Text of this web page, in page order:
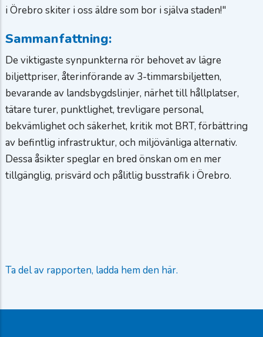
i Örebro skiter i oss äldre som bor i själva staden!"
Sammanfattning:
De viktigaste synpunkterna rör behovet av lägre
biljettpriser, återinförande av 3-timmarsbiljetten,
bevarande av landsbygdslinjer, närhet till hållplatser,
tätare turer, punktlighet, trevligare personal,
bekvämlighet och säkerhet, kritik mot BRT, förbättring
av befintlig infrastruktur, och miljövänliga alternativ.
Dessa åsikter speglar en bred önskan om en mer
tillgänglig, prisvärd och pålitlig busstrafik i Örebro.
Ta del av rapporten, ladda hem den här.